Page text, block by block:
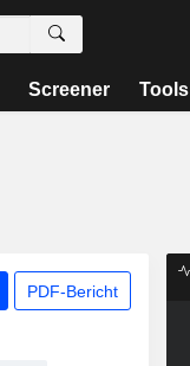
Screener Tools
PDF-Bericht